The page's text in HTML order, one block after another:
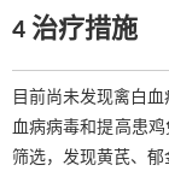
4 治疗措施
目前尚未发现禽白
血病病毒和提高患
筛选，发现黄芪、